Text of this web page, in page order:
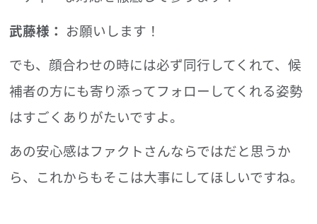
武藤様： お願いします！
でも、顔合わせの時には必ず同行してくれて、候
補者の方にも寄り添ってフォローしてくれる姿勢
はすごくありがたいですよ。
あの安心感はファクトさんならではだと思うか
ら、これからもそこは大事にしてほしいですね。